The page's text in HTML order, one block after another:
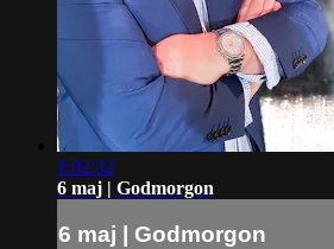
1:02:32
6 maj | Godmorgon
6 maj | Godmorgon